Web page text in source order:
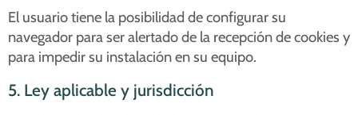
El usuario tiene la posibilidad de configurar su
navegador para ser alertado de la recepción de cookies y
para impedir su instalación en su equipo.
5. Ley aplicable y jurisdicción